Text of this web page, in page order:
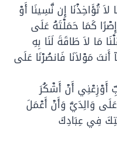
لاَ تُؤَاخِذْنَا إِن نَّسِينَا أَوْ
إِصْرًا كَمَا حَمَلْتَهُ عَلَى
مَا لاَ طَاقَةَ لَنَا بِهِ
أَنتَ مَوْلاَنَا فَانصُرْنَا عَلَى
أَوْزِعْنِي أَنْ أَشْكُرَ
وَالِدَيَّ وَأَنْ أَعْمَلَ
فِي عِبَادِكَ